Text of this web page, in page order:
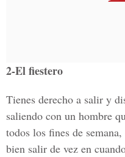
2-El fiestero
Tienes derecho a salir y
saliendo con un hombre
todos los fines de
bien salir de vez en